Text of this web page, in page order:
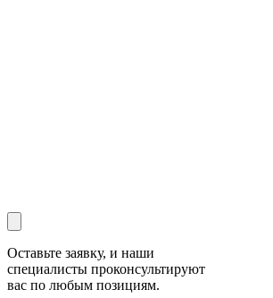
Оставьте заявку, и наши
специалисты проконсультируют
вас по любым позициям.